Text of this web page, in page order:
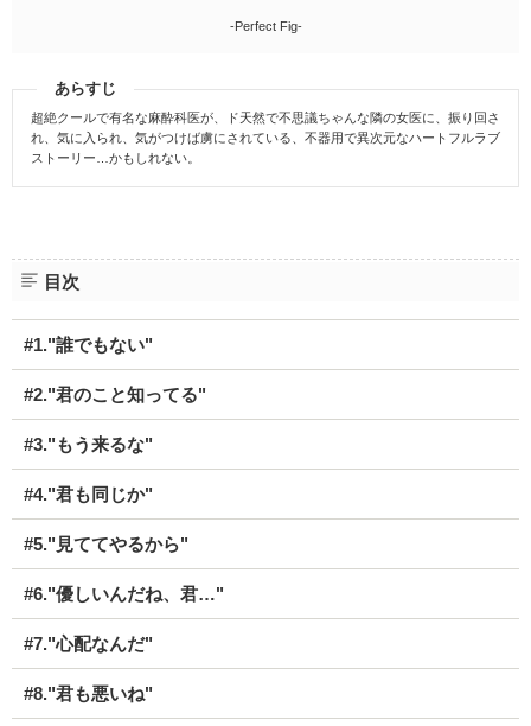
-Perfect Fig-
あらすじ
超絶クールで有名な麻酔科医が、ド天然で不思議ちゃんな隣の女医に、振り回さ
れ、気に入られ、気がつけば虜にされている、不器用で異次元なハートフルラブ
ストーリー…かもしれない。
目次
#1."誰でもない"
#2."君のこと知ってる"
#3."もう来るな"
#4."君も同じか"
#5."見ててやるから"
#6."優しいんだね、君…"
#7."心配なんだ"
#8."君も悪いね"